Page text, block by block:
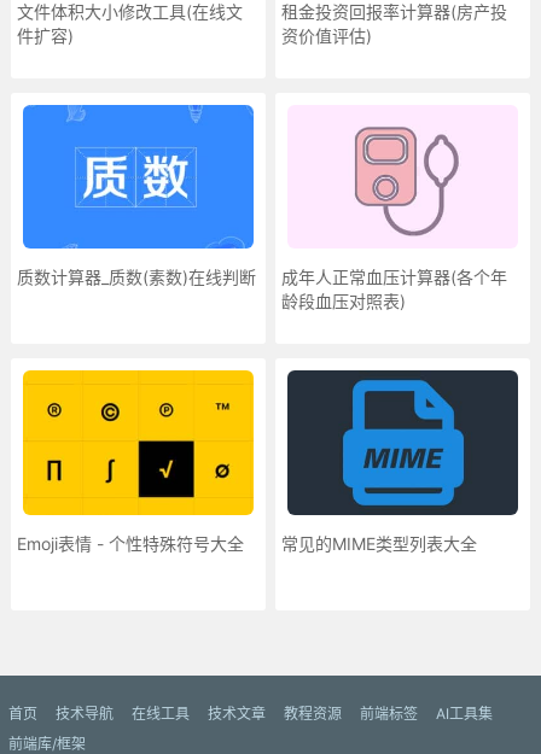
文件体积大小修改工具(在线文
件扩容)
租金投资回报率计算器(房产投
资价值评估)
质数计算器_质数(素数)在线判断
成年人正常血压计算器(各个年
龄段血压对照表)
Emoji表情 - 个性特殊符号大全 常见的MIME类型列表大全
首页 技术导航 在线工具 技术文章 教程资源 前端标签
AI工具集
前端库/框架